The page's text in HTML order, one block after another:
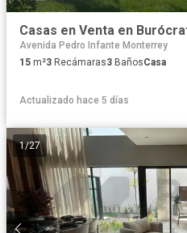
Casas en Venta en
Avenida Pedro Infante Monterrey
15 m²3 Recámaras3 BañosCasa
Actualizado hace 5 días
1/27